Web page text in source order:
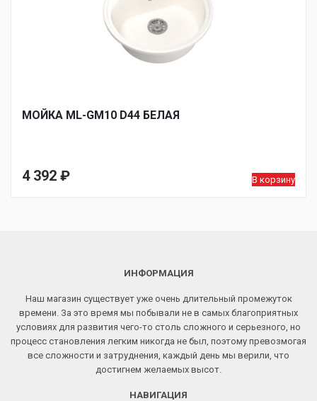
МОЙКA ML-GM10 D44 БЕЛАЯ
4 392 ₽ В корзину
ИНФОРМАЦИЯ
Наш магазин существует уже очень длительный промежуток
времени. За это время мы побывали не в самых благоприятных
условиях для развития чего-то столь сложного и серьезного, но
процесс становления легким никогда не был, поэтому превозмогая
все сложности и затруднения, каждый день мы верили, что
достигнем желаемых высот.
НАВИГАЦИЯ